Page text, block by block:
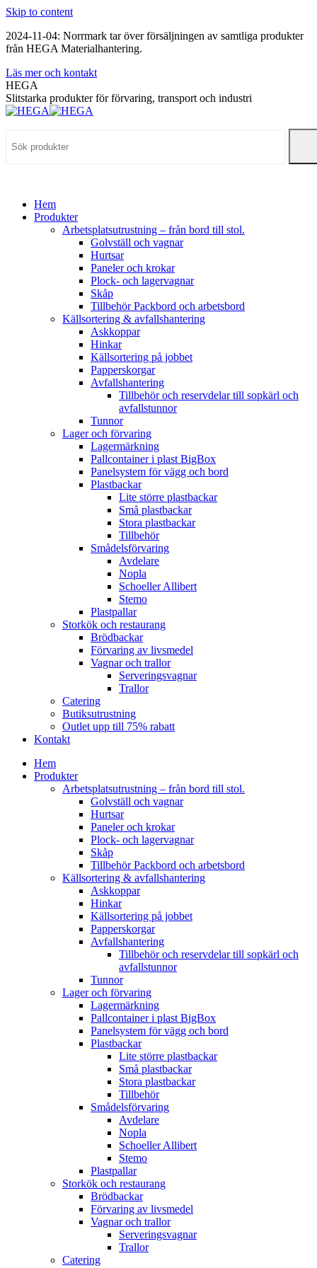
Skip to content
2024-11-04: Norrmark tar över försäljningen av samtliga produkter
från HEGA Materialhantering.
Läs mer och kontakt
HEGA
Slitstarka produkter för förvaring, transport och industri
Hem
Produkter
Arbetsplatsutrustning – från bord till stol.
Golvställ och vagnar
Hurtsar
Paneler och krokar
Plock- och lagervagnar
Skåp
Tillbehör Packbord och arbetsbord
Källsortering & avfallshantering
Askkoppar
Hinkar
Källsortering på jobbet
Papperskorgar
Avfallshantering
Tillbehör och reservdelar till sopkärl och
avfallstunnor
Tunnor
Lager och förvaring
Lagermärkning
Pallcontainer i plast BigBox
Panelsystem för vägg och bord
Plastbackar
Lite större plastbackar
Små plastbackar
Stora plastbackar
Tillbehör
Smådelsförvaring
Avdelare
Nopla
Schoeller Allibert
Stemo
Plastpallar
Storkök och restaurang
Brödbackar
Förvaring av livsmedel
Vagnar och trallor
Serveringsvagnar
Trallor
Catering
Butiksutrustning
Outlet upp till 75% rabatt
Kontakt
Hem
Produkter
Arbetsplatsutrustning – från bord till stol.
Golvställ och vagnar
Hurtsar
Paneler och krokar
Plock- och lagervagnar
Skåp
Tillbehör Packbord och arbetsbord
Källsortering & avfallshantering
Askkoppar
Hinkar
Källsortering på jobbet
Papperskorgar
Avfallshantering
Tillbehör och reservdelar till sopkärl och
avfallstunnor
Tunnor
Lager och förvaring
Lagermärkning
Pallcontainer i plast BigBox
Panelsystem för vägg och bord
Plastbackar
Lite större plastbackar
Små plastbackar
Stora plastbackar
Tillbehör
Smådelsförvaring
Avdelare
Nopla
Schoeller Allibert
Stemo
Plastpallar
Storkök och restaurang
Brödbackar
Förvaring av livsmedel
Vagnar och trallor
Serveringsvagnar
Trallor
Catering